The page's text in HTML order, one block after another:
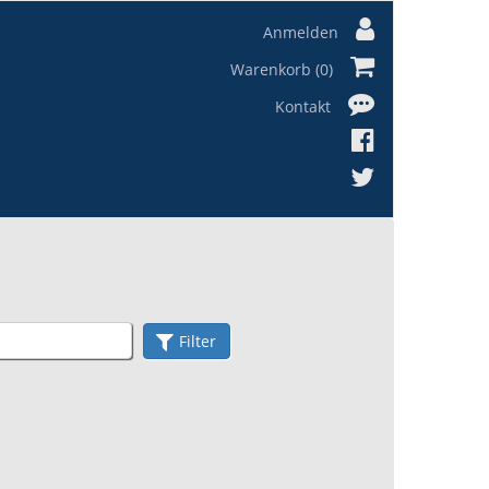
Anmelden
Warenkorb (0)
Kontakt